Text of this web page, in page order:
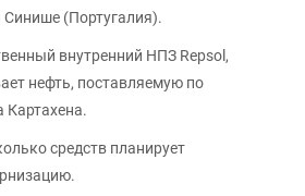
(Португалия).
внутренний НПЗ Repsol,
нефть, поставляемую по
Картахена.
средств планирует